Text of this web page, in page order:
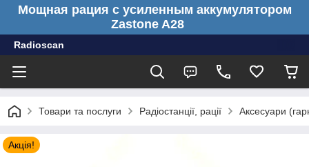
Мощная рация с усиленным аккумулятором
Zastone A28
Radioscan
Товари та послуги Радіостанції, рації Аксесуари
Акція!